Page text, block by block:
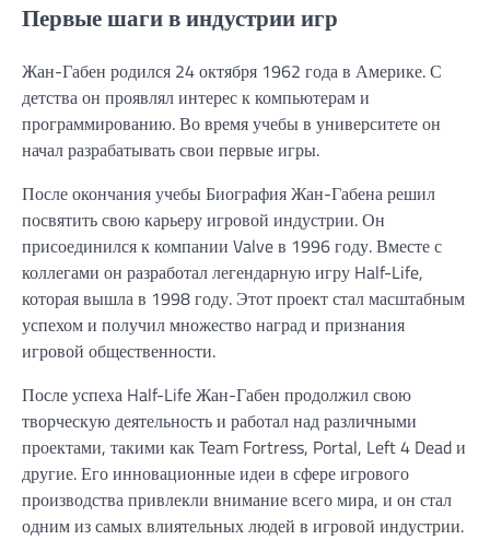
Первые шаги в индустрии игр
Жан-Габен родился 24 октября 1962 года в Америке. С
детства он проявлял интерес к компьютерам и
программированию. Во время учебы в университете он
начал разрабатывать свои первые игры.
После окончания учебы Биография Жан-Габена решил
посвятить свою карьеру игровой индустрии. Он
присоединился к компании Valve в 1996 году. Вместе с
коллегами он разработал легендарную игру Half-Life,
которая вышла в 1998 году. Этот проект стал масштабным
успехом и получил множество наград и признания
игровой общественности.
После успеха Half-Life Жан-Габен продолжил свою
творческую деятельность и работал над различными
проектами, такими как Team Fortress, Portal, Left 4 Dead и
другие. Его инновационные идеи в сфере игрового
производства привлекли внимание всего мира, и он стал
одним из самых влиятельных людей в игровой индустрии.